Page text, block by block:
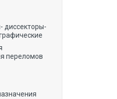
диссекторы-
переломов